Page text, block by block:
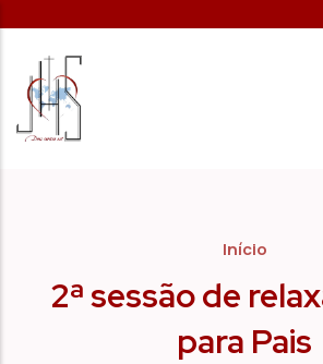
Início
2ª sessão de
para Pais